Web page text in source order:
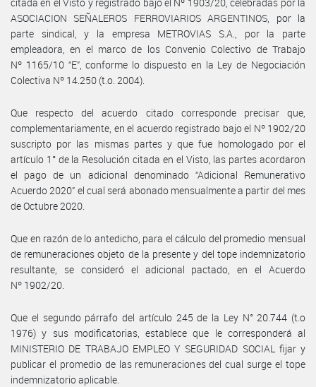
ASOCIACION SEÑALEROS FERROVIARIOS ARGENTINOS, por la
parte sindical, y la empresa METROVIAS S.A., por la parte
empleadora, en el marco de los Convenio Colectivo de Trabajo
Nº 1165/10 “E”, conforme lo dispuesto en la Ley de Negociación
Colectiva Nº 14.250 (t.o. 2004).
Que respecto del acuerdo citado corresponde precisar que,
complementariamente, en el acuerdo registrado bajo el Nº 1902/20
suscripto por las mismas partes y que fue homologado por el
artículo 1° de la Resolución citada en el Visto, las partes acordaron
el pago de un adicional denominado “Adicional Remunerativo
Acuerdo 2020” el cual será abonado mensualmente a partir del mes
de Octubre 2020.
Que en razón de lo antedicho, para el cálculo del promedio mensual
de remuneraciones objeto de la presente y del tope indemnizatorio
resultante, se consideró el adicional pactado, en el Acuerdo
Nº 1902/20.
Que el segundo párrafo del artículo 245 de la Ley N° 20.744 (t.o
1976) y sus modificatorias, establece que le corresponderá al
MINISTERIO DE TRABAJO EMPLEO Y SEGURIDAD SOCIAL fijar y
publicar el promedio de las remuneraciones del cual surge el tope
indemnizatorio aplicable.